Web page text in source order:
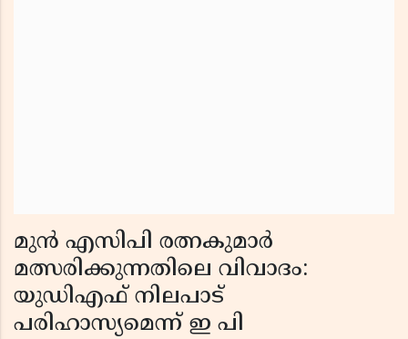
മുൻ എസിപി രത്നകുമാർ
മത്സരിക്കുന്നതിലെ വിവാദം:
യുഡിഎഫ് നിലപാട്
പരിഹാസ്യമെന്ന് ഇ പി